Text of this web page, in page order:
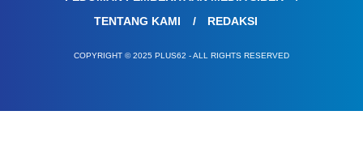
TENTANG KAMI
REDAKSI
COPYRIGHT © 2025 PLUS62 - ALL RIGHTS RESERVED